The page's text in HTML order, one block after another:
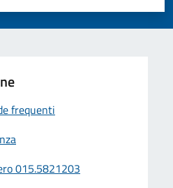
su 5
su 5
frequenti
015.5821203